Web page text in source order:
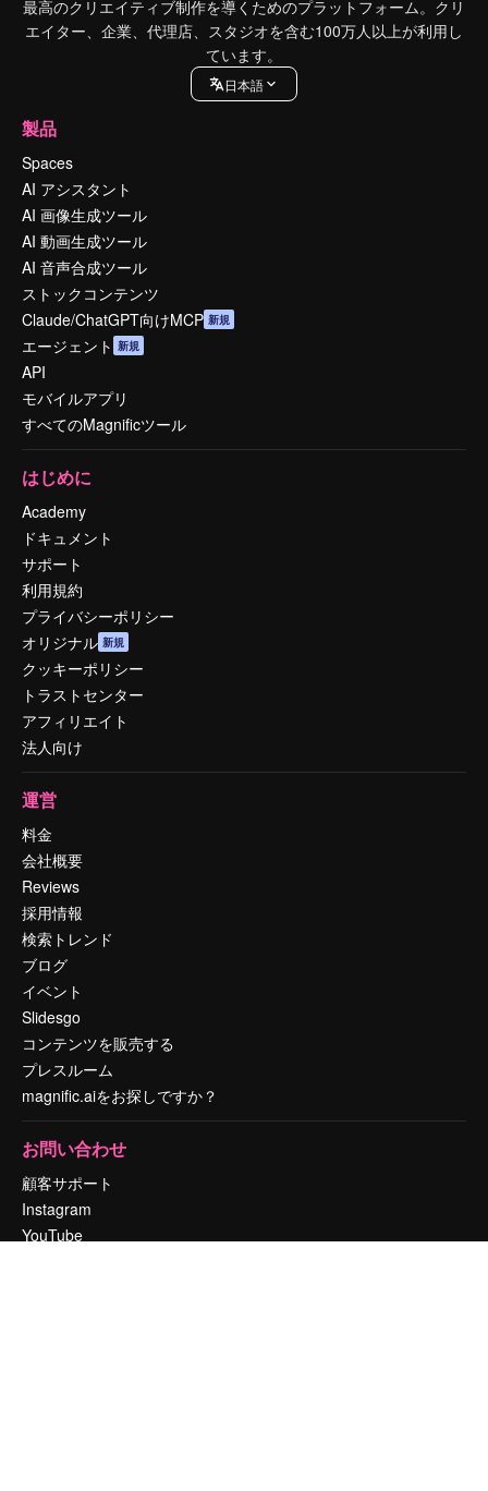
最高のクリエイティブ制作を導くためのプラットフォーム。クリ
エイター、企業、代理店、スタジオを含む100万人以上が利用し
ています。
日本語
製品
Spaces
AI アシスタント
AI 画像生成ツール
AI 動画生成ツール
AI 音声合成ツール
ストックコンテンツ
Claude/ChatGPT向けMCP 新規
エージェント 新規
API
モバイルアプリ
すべてのMagnificツール
はじめに
Academy
ドキュメント
サポート
利用規約
プライバシーポリシー
オリジナル 新規
クッキーポリシー
トラストセンター
アフィリエイト
法人向け
運営
料金
会社概要
Reviews
採用情報
検索トレンド
ブログ
イベント
Slidesgo
コンテンツを販売する
プレスルーム
magnific.aiをお探しですか？
お問い合わせ
顧客サポート
Instagram
YouTube